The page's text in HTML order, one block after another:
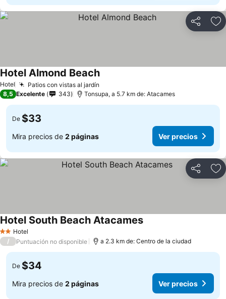
Compartir
Hotel Patios con vistas al jardín
Hotel Almond Beach
8,5 Excelente 343 Tonsupa, a 5.7 km de: Atacames
De $33
Mira precios de 2 páginas Ver precios
Compartir
2 Estrellas
Hotel
Hotel South Beach Atacames
/ Puntuación no disponible a 2.3 km de: Centro de la ciudad
De $34
Mira precios de 2 páginas Ver precios